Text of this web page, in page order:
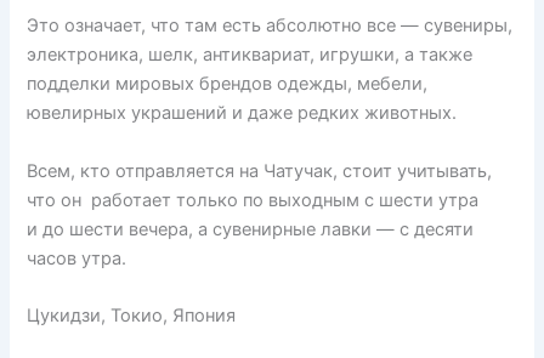
Это означает, что там есть абсолютно все — сувениры,
электроника, шелк, антиквариат, игрушки, а также
подделки мировых брендов одежды, мебели,
ювелирных украшений и даже редких животных.
Всем, кто отправляется на Чатучак, стоит учитывать,
что он работает только по выходным с шести утра
и до шести вечера, а сувенирные лавки — с десяти
часов утра.
Цукидзи, Токио, Япония